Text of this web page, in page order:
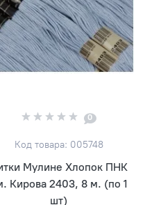
0
Код товара: 005748
Мулине Хлопок ПНК
Кирова 2403, 8 м. (по 1
шт)